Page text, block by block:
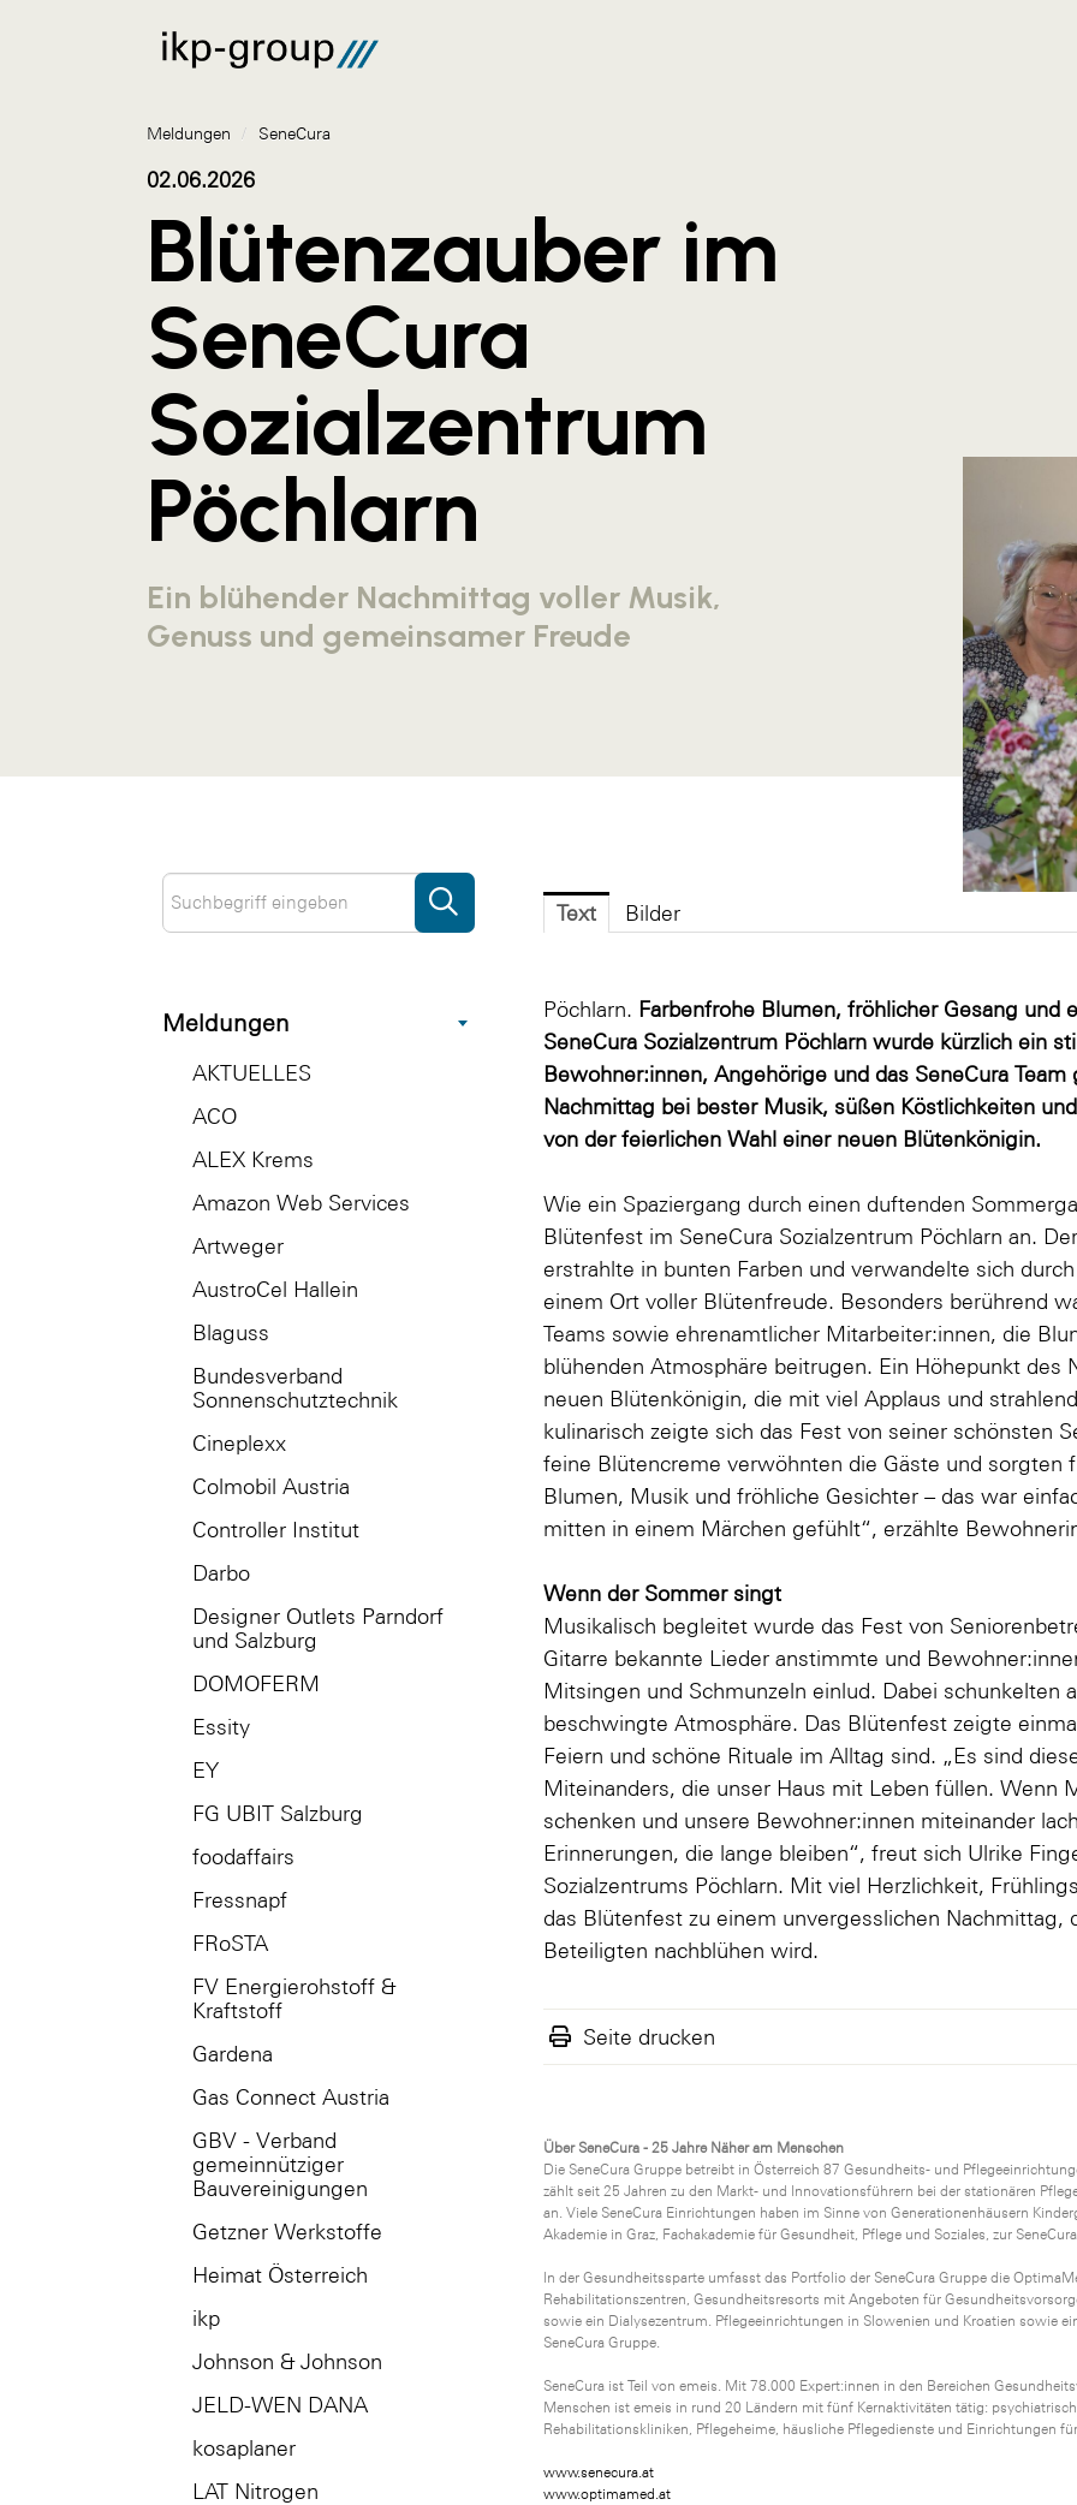
Meldungen
AKTUELLES
ACO
ALEX Krems
Amazon Web Services
Artweger
AustroCel Hallein
Blaguss
Bundesverband
Sonnenschutztechnik
Cineplexx
Colmobil Austria
Controller Institut
Darbo
Designer Outlets Parndorf
und Salzburg
DOMOFERM
Essity
EY
FG UBIT Salzburg
foodaffairs
Fressnapf
FRoSTA
FV Energierohstoff &
Kraftstoff
Gardena
Gas Connect Austria
GBV - Verband
gemeinnütziger
Bauvereinigungen
Getzner Werkstoffe
Heimat Österreich
ikp
Johnson & Johnson
JELD-WEN DANA
kosaplaner
LAT Nitrogen
Meldungen / SeneCura
02.06.2026
Blütenzauber im
SeneCura
Sozialzentrum
Pöchlarn
Ein blühender Nachmittag voller Musik,
Genuss und gemeinsamer Freude
Text Bilder
Pöchlarn. Farbenfrohe Blumen, fröhlicher Gesang und
SeneCura Sozialzentrum Pöchlarn wurde kürzlich ein
Bewohner:innen, Angehörige und das SeneCura
Nachmittag bei bester Musik, süßen Köstlichkeiten
von der feierlichen Wahl einer neuen Blütenkönigin.
Wie ein Spaziergang durch einen duftenden
Blütenfest im SeneCura Sozialzentrum Pöchlarn an.
erstrahlte in bunten Farben und verwandelte sich
einem Ort voller Blütenfreude. Besonders berührend
Teams sowie ehrenamtlicher Mitarbeiter:innen, die
blühenden Atmosphäre beitrugen. Ein Höhepunkt des
neuen Blütenkönigin, die mit viel Applaus und
kulinarisch zeigte sich das Fest von seiner schönsten
feine Blütencreme verwöhnten die Gäste und sorgten
Blumen, Musik und fröhliche Gesichter – das war
mitten in einem Märchen gefühlt“, erzählte
Wenn der Sommer singt
Musikalisch begleitet wurde das Fest von
Gitarre bekannte Lieder anstimmte und
Mitsingen und Schmunzeln einlud. Dabei schunkelten
beschwingte Atmosphäre. Das Blütenfest zeigte
Feiern und schöne Rituale im Alltag sind. „Es sind
Miteinanders, die unser Haus mit Leben füllen. Wenn
schenken und unsere Bewohner:innen miteinander
Erinnerungen, die lange bleiben“, freut sich Ulrike
Sozialzentrums Pöchlarn. Mit viel Herzlichkeit,
das Blütenfest zu einem unvergesslichen Nachmittag,
Beteiligten nachblühen wird.
Seite drucken
Über SeneCura - 25 Jahre Näher am Menschen
Die SeneCura Gruppe betreibt in Österreich 87 Gesundheits- und
zählt seit 25 Jahren zu den Markt- und Innovationsführern bei der stationären
an. Viele SeneCura Einrichtungen haben im Sinne von Generationenhäusern
Akademie in Graz, Fachakademie für Gesundheit, Pflege und Soziales, zur
In der Gesundheitssparte umfasst das Portfolio der SeneCura Gruppe die
Rehabilitationszentren, Gesundheitsresorts mit Angeboten für
sowie ein Dialysezentrum. Pflegeeinrichtungen in Slowenien und Kroatien sowie
SeneCura Gruppe.
SeneCura ist Teil von emeis. Mit 78.000 Expert:innen in den Bereichen
Menschen ist emeis in rund 20 Ländern mit fünf Kernaktivitäten tätig:
Rehabilitationskliniken, Pflegeheime, häusliche Pflegedienste und Einrichtungen
www.senecura.at
www.optimamed.at